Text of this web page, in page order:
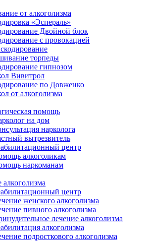
от алкоголизма
«Эспераль»
Двойной блок
с провокацией
торпеды
гипнозом
Вивитрол
по Довженко
от алкоголизма
помощь
на дом
нарколога
вытрезвитель
центр
алкоголикам
наркоманам
алкоголизма
центр
женского алкоголизма
пивного алкоголизма
лечение алкоголизма
алкоголизма
подросткового алкоголизма